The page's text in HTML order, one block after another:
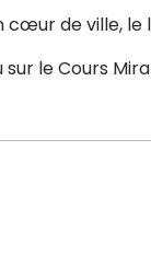
de ville, le
le Cours